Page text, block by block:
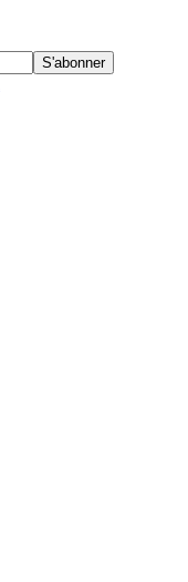
S'abonner